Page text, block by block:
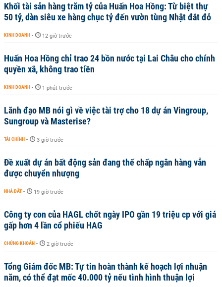
Khối tài sản hàng trăm tỷ của Huấn Hoa Hồng: Từ biệt thự
50 tỷ, dàn siêu xe hàng chục tỷ đến vườn tùng Nhật đắt đỏ
KINH DOANH - 12 giờ trước
Huấn Hoa Hồng chỉ trao 24 bồn nước tại Lai Châu cho chính
quyền xã, không trao tiền
KINH DOANH - 1 phút trước
Lãnh đạo MB nói gì về việc tài trợ cho 18 dự án Vingroup,
Sungroup và Masterise?
TÀI CHÍNH - 3 giờ trước
Đề xuất dự án bất động sản đang thế chấp ngân hàng vẫn
được chuyển nhượng
NHÀ ĐẤT - 19 giờ trước
Công ty con của HAGL chốt ngày IPO gần 19 triệu cp với giá
gấp hơn 4 lần cổ phiếu HAG
CHỨNG KHOÁN - 2 giờ trước
Tổng Giám đốc MB: Tự tin hoàn thành kế hoạch lợi nhuận
năm, có thể đạt mốc 40.000 tỷ nếu tình hình thuận lợi